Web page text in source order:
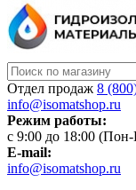
Отдел продаж 8
info@isomatshop.ru
Режим работы:
c 9:00 до 18:00
E-mail:
info@isomatshop.ru